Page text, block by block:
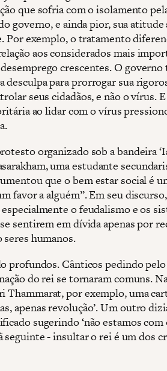
que sofria com o isolamento
governo, e ainda pior, sua
Por exemplo, o tratamento
aos considerados mais
crescentes. O governo
desculpa para prorrogar sua
seus cidadãos, e não o vírus. E
ao lidar com o vírus
organizado sob a bandeira
uma estudante
que o bem estar social é
favor a alguém”. Em seu
o feudalismo e os
sentirem em dívida apenas por
humanos.
profundos. Cânticos pedindo
do rei se tornaram comuns.
Thammarat, por exemplo, uma
apenas revolução’. Um outro
sugerindo ‘não estamos com
seguinte - insultar o rei é um dos